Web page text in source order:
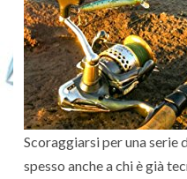
Scoraggiarsi per una serie
spesso anche a chi è già